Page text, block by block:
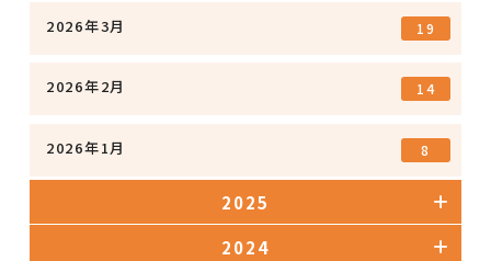
2026年3月 19
2026年2月 14
2026年1月 8
2025
2024